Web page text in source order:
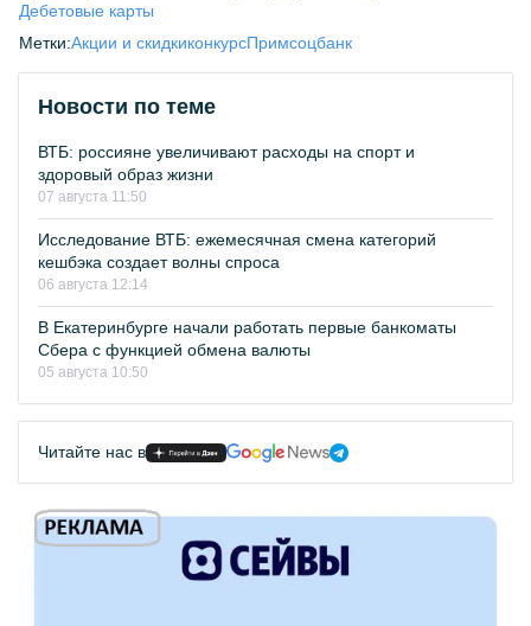
Дебетовые карты
Метки:Акции и скидкиконкурсПримсоцбанк
Новости по теме
ВТБ: россияне увеличивают расходы на спорт и
здоровый образ жизни
07 августа 11:50
Исследование ВТБ: ежемесячная смена категорий
кешбэка создает волны спроса
06 августа 12:14
В Екатеринбурге начали работать первые банкоматы
Сбера с функцией обмена валюты
05 августа 10:50
Читайте нас в